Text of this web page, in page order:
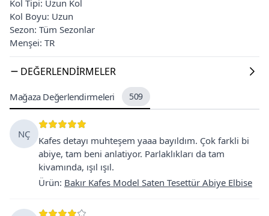
Kol Tipi: Uzun Kol
Kol Boyu: Uzun
Sezon: Tüm Sezonlar
Menşei: TR
DEĞERLENDIRMELER
Mağaza Değerlendirmeleri 509
NÇ
Kafes detayı muhteşem yaaa bayıldım. Çok farkli bi
abiye, tam beni anlatiyor. Parlaklıkları da tam
kivamında, ışıl ışıl.
Ürün: Bakır Kafes Model Saten Tesettür Abiye Elbise